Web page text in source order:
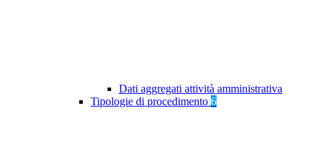
Dati aggregati attività amministrativa
Tipologie di procedimento 6